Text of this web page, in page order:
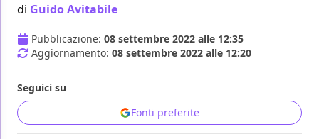
di Guido Avitabile
Pubblicazione: 08 settembre 2022 alle 12:35
Aggiornamento: 08 settembre 2022 alle 12:20
Seguici su
Fonti preferite